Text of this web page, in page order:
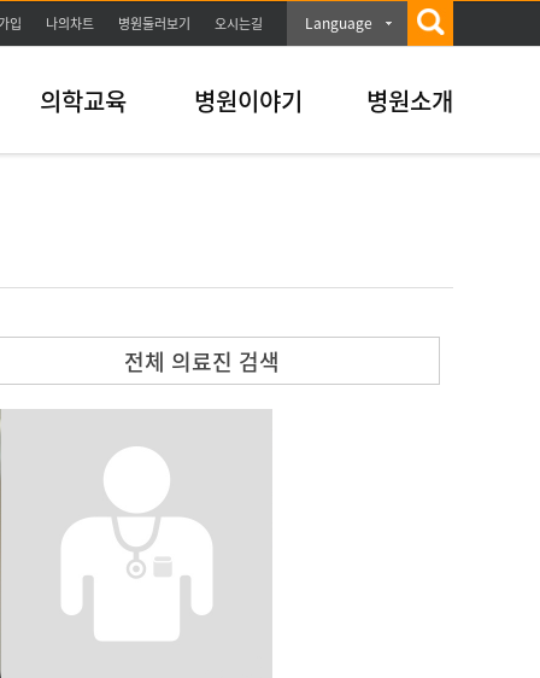
입 나의차트 병원둘러보기 오시는길 Language
의학교육 병원이야기 병원소개
전체 의료진 검색